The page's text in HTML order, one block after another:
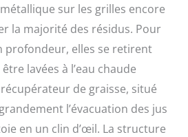
sur les grilles encore
la majorité des résidus. Pour
profondeur, elles se retirent
lavées à l’eau chaude
de graisse, situé
l’évacuation des jus
en un clin d’œil. La structure